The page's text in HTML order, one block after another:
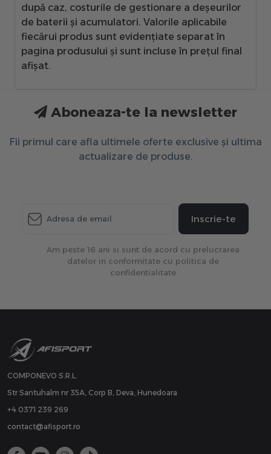
după caz, costurile de gestionare a deșeurilor
de baterii și acumulatori. Valorile aplicabile
fiecărui produs sunt evidențiate separat în
pagina produsului și sunt incluse în prețul final
afișat.
Aboneaza-te la newsletter
Fii primul care afla ultimele oferte exclusive și ultima
actualizare de produse.
Inscrie-te
Am peste 16 ani si sunt de acord cu prelucrarea
datelor in conformitate cu politica de
confidentialitate
COMPONEVO S.R.L.
Str Santuhalm nr 35A, Corp B, Deva, Hunedoara
+4 0371 239 269
contact@afisport.ro